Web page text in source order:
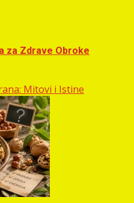
za Zdrave Obroke
Mitovi i Istine